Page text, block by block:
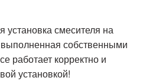
установка смесителя на
собственными
работает корректно и
установкой!